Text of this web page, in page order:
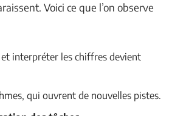
Voici ce que l’on observe
interpréter les chiffres devient
qui ouvrent de nouvelles pistes.